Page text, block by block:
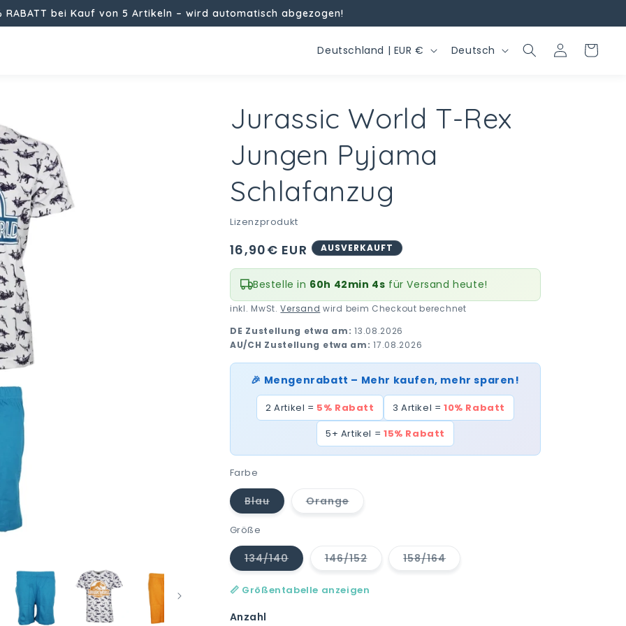
RABATT bei Kauf von 5 Artikeln – wird automatisch abgezogen!
L
d
/
R
e
g
o
n
Deutschland | EUR €
S
a
c
Deutsch EinloggenWarenkorb
Jurassic World T-Rex
Jungen Pyjama
Schlafanzug
Lizenzprodukt
Normaler
Preis
16,90€ EUR AUSVERKAUFT
Bestelle in 60h 42min 3sfür Versand heute!
inkl. MwSt.Versand wird beim Checkout berechnet
DE Zustellung etwa am: 13.08.2026
AU/CH Zustellung etwa am: 17.08.2026
🎉 Mengenrabatt – Mehr kaufen, mehr sparen!
2 Artikel = 5% Rabatt 3 Artikel = 10% Rabatt
5+ Artikel = 15% Rabatt
Farbe
Blau
Variante
oder
verfügbar
Orange
Variante
Größe
134/140
Variante
oder
nicht
146/152
Variante
oder
nicht
158/164
📏 Größentabelle anzeigen
Anzahl